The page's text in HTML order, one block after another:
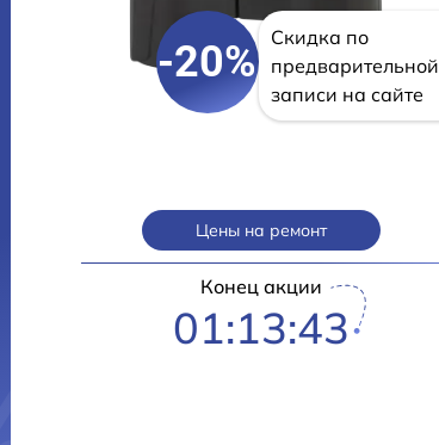
-20%
Скидка по
предварительной
записи на сайте
Цены на ремонт
Конец акции
01:13:43